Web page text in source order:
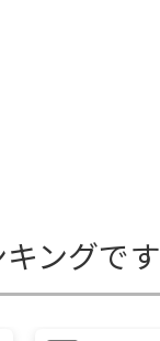
ングです